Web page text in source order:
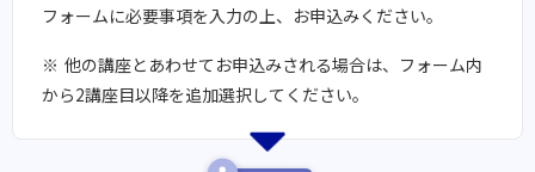
フォームに必要事項を入力の上、お申込みください。
他の講座とあわせてお申込みされる場合は、フォーム内
から2講座目以降を追加選択してください。